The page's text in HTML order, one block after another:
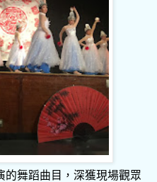
的舞蹈曲目，深獲現場觀眾